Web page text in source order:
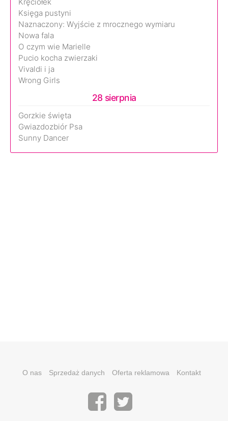
Księga pustyni
Naznaczony: Wyjście z mrocznego wymiaru
Nowa fala
O czym wie Marielle
Pucio kocha zwierzaki
Vivaldi i ja
Wrong Girls
28 sierpnia
Gorzkie święta
Gwiazdozbiór Psa
Sunny Dancer
O nas Sprzedaż danych Oferta reklamowa Kontakt